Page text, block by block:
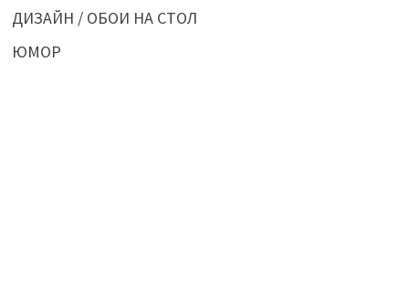
ДИЗАЙН / ОБОИ НА СТОЛ
ЮМОР